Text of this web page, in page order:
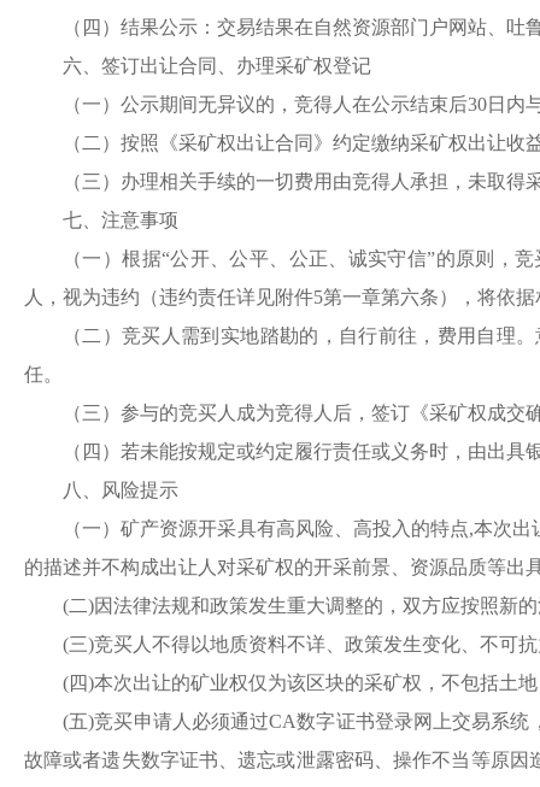
（四）结果公示：交易结果在自然资源部门户网站、
六、签订出让合同、办理采矿权登记
（一）公示期间无异议的，竞得人在公示结束后30日内
（二）按照《采矿权出让合同》约定缴纳采矿权出让收
（三）办理相关手续的一切费用由竞得人承担，未取
七、注意事项
（一）根据“公开、公平、公正、诚实守信”的原则，
人，视为违约（违约责任详见附件5第一章第六条），将依
（二）竞买人需到实地踏勘的，自行前往，费用自理。
任。
（三）参与的竞买人成为竞得人后，签订《采矿权成交
（四）若未能按规定或约定履行责任或义务时，由出
八、风险提示
（一）矿产资源开采具有高风险、高投入的特点,本次出
的描述并不构成出让人对采矿权的开采前景、资源品质等出
(二)因法律法规和政策发生重大调整的，双方应按照新
(三)竞买人不得以地质资料不详、政策发生变化、不可
(四)本次出让的矿业权仅为该区块的采矿权，不包括土
(五)竞买申请人必须通过CA数字证书登录网上交易系
故障或者遗失数字证书、遗忘或泄露密码、操作不当等原